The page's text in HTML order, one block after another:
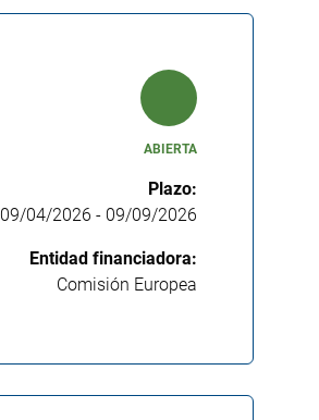
ABIERTA
Plazo:
09/04/2026 - 09/09/2026
Entidad financiadora:
Comisión Europea